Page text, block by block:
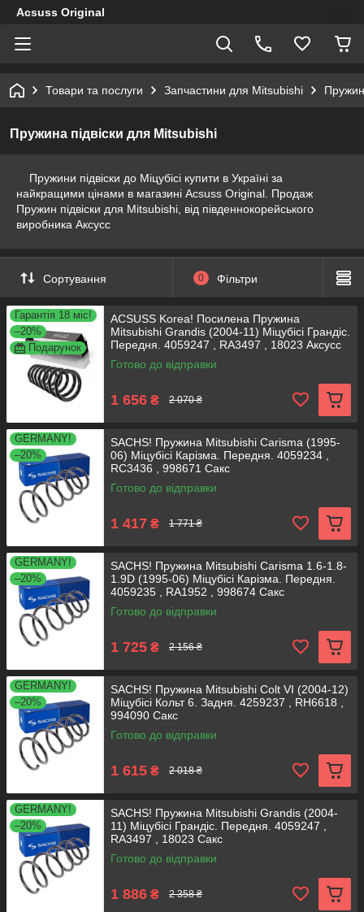
Acsuss Original
Товари та послуги Запчастини для Mitsubishi
Пружина підвіски для Mitsubishi
Пружини підвіски до Міцубісі купити в Україні за
найкращими цінами в магазині Acsuss Original. Продаж
Пружин підвіски для Mitsubishi, від південнокорейського
виробника Аксусс
Сортування 0 Фільтри
Гарантія 18 міс!
–20%
Подарунок
ACSUSS Korea! Посилена Пружина
Mitsubishi Grandis (2004-11) Міцубісі Грандіс.
Передня. 4059247 , RA3497 , 18023 Аксусс
Корея
Готово до відправки
1 656 ₴ 2 070 ₴
GERMANY!
–20%
SACHS! Пружина Mitsubishi Carisma (1995-
06) Міцубісі Карізма. Передня. 4059234 ,
RC3436 , 998671 Сакс
Готово до відправки
1 417 ₴ 1 771 ₴
GERMANY!
–20%
SACHS! Пружина Mitsubishi Carisma 1.6-1.8-
1.9D (1995-06) Міцубісі Карізма. Передня.
4059235 , RA1952 , 998674 Сакс
Готово до відправки
1 725 ₴ 2 156 ₴
GERMANY!
–20%
SACHS! Пружина Mitsubishi Colt VI (2004-12)
Міцубісі Кольт 6. Задня. 4259237 , RH6618 ,
994090 Сакс
Готово до відправки
1 615 ₴ 2 018 ₴
GERMANY!
–20%
SACHS! Пружина Mitsubishi Grandis (2004-
11) Міцубісі Грандіс. Передня. 4059247 ,
RA3497 , 18023 Сакс
Готово до відправки
1 886 ₴ 2 358 ₴